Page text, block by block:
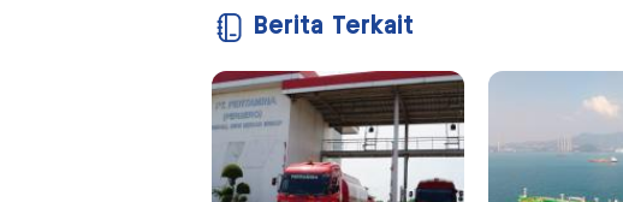
Berita Terkait